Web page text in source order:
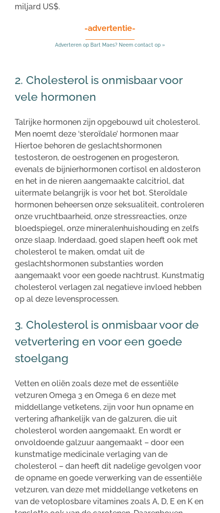
miljard US$.
-advertentie-
Adverteren op Bart Maes? Neem contact op »
2. Cholesterol is onmisbaar voor
vele hormonen
Talrijke hormonen zijn opgebouwd uit cholesterol.
Men noemt deze ‘steroïdale’ hormonen maar
Hiertoe behoren de geslachtshormonen
testosteron, de oestrogenen en progesteron,
evenals de bijnierhormonen cortisol en aldosteron
en het in de nieren aangemaakte calcitriol, dat
uitermate belangrijk is voor het bot. Steroïdale
hormonen beheersen onze seksualiteit, controleren
onze vruchtbaarheid, onze stressreacties, onze
bloedspiegel, onze mineralenhuishouding en zelfs
onze slaap. Inderdaad, goed slapen heeft ook met
cholesterol te maken, omdat uit de
geslachtshormonen substanties worden
aangemaakt voor een goede nachtrust. Kunstmatig
cholesterol verlagen zal negatieve invloed hebben
op al deze levensprocessen.
3. Cholesterol is onmisbaar voor de
vetvertering en voor een goede
stoelgang
Vetten en oliën zoals deze met de essentiële
vetzuren Omega 3 en Omega 6 en deze met
middellange vetketens, zijn voor hun opname en
vertering afhankelijk van de galzuren, die uit
cholesterol worden aangemaakt. En wordt er
onvoldoende galzuur aangemaakt – door een
kunstmatige medicinale verlaging van de
cholesterol – dan heeft dit nadelige gevolgen voor
de opname en goede verwerking van de essentiële
vetzuren, van deze met middellange vetketens en
van de vetoplosbare vitamines zoals A, D, E en K en